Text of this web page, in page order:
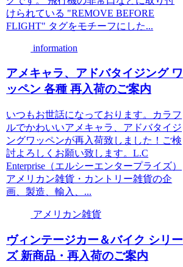
けられている "REMOVE BEFORE
FLIGHT" タグをモチーフにした...
information
アメキャラ、アドバタイジング ワ
ッペン 各種 再入荷のご案内
いつもお世話になっております。カラフ
ルでかわいいアメキャラ、アドバタイジ
ングワッペンが再入荷致しました！ご検
討よろしくお願い致します。L.C
Enterprise（エルシーエンタープライズ）
アメリカン雑貨・カントリー雑貨の企
画、製造、輸入、...
アメリカン雑貨
ヴィンテージカー＆バイク シリー
ズ 新商品・再入荷のご案内